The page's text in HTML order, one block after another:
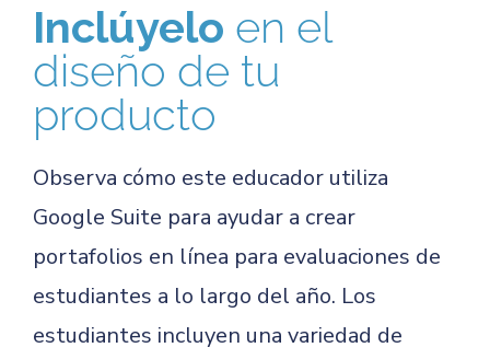
Inclúyelo en el
diseño de tu
producto
Observa cómo este educador utiliza
Google Suite para ayudar a crear
portafolios en línea para evaluaciones de
estudiantes a lo largo del año. Los
estudiantes incluyen una variedad de